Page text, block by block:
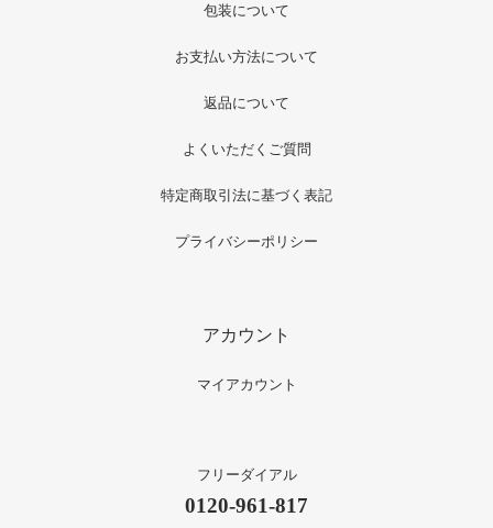
包装について
お支払い方法について
返品について
よくいただくご質問
特定商取引法に基づく表記
プライバシーポリシー
アカウント
マイアカウント
フリーダイアル
0120-961-817